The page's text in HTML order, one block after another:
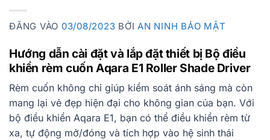
ĐĂNG VÀO 03/08/2023 BỞI AN NINH BẢO MẬT
Hướng dẫn cài đặt và lắp đặt thiết bị Bộ điều
khiển rèm cuốn Aqara E1 Roller Shade Driver
Rèm cuốn không chỉ giúp kiểm soát ánh sáng mà còn
mang lại vẻ đẹp hiện đại cho không gian của bạn. Với
bộ điều khiển Aqara E1, bạn có thể điều khiển rèm từ
xa, tự động mở/đóng và tích hợp vào hệ sinh thái